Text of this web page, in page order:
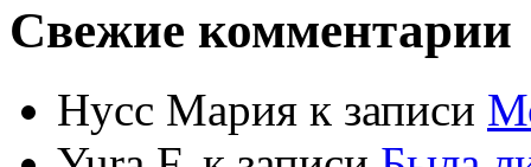
Свежие комментарии
Нусс Мария к записи